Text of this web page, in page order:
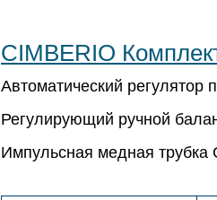
CIMBERIO
Автоматический
Регулирующий ручной
Импульсная медная